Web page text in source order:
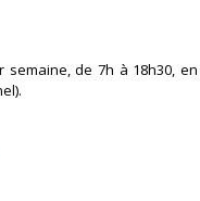
de 7h à 18h30,